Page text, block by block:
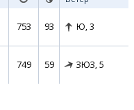
753 93 Ю, 3
749 59 ЗЮЗ, 5